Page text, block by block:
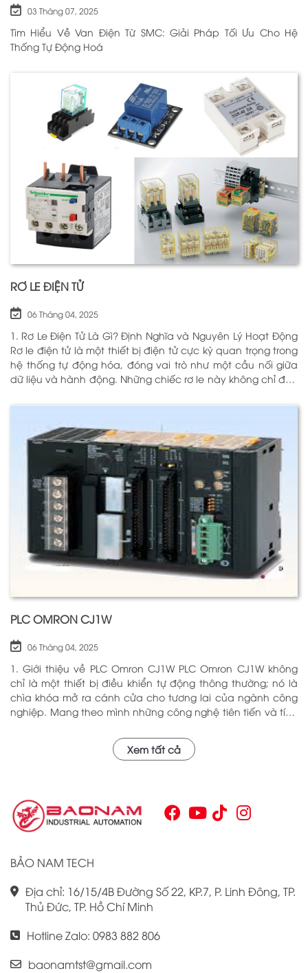
03 Tháng 07, 2025
Tìm Hiểu Về Van Điện Từ SMC: Giải Pháp Tối Ưu Cho Hệ
Thống Tự Động Hoá
RƠ LE ĐIỆN TỬ
06 Tháng 04, 2025
1. Rơ Le Điện Tử Là Gì? Định Nghĩa và Nguyên Lý Hoạt Động
Rơ le điện tử là một thiết bị điện tử cực kỳ quan trọng trong
hệ thống tự động hóa, đóng vai trò như một cầu nối giữa
dữ liệu và hành động. Những chiếc rơ le này không chỉ đơn
thông minh giúp điều khiển và giám sát hoạt động của các
thiết bị khác nhau trong môi trường công nghiệp cũng như
trong hộ gia đình. Bằng cách sử dụng công nghệ hiện đại,
rơ le điện tử có khả năng xử lý và phản hồi nhanh chóng,
nhằm nâng cao hiệu suất hoạt động và độ an toàn cho
các hệ thống mà nó kiểm soát. N
PLC OMRON CJ1W
06 Tháng 04, 2025
1. Giới thiệu về PLC Omron CJ1W PLC Omron CJ1W không
chỉ là một thiết bị điều khiển tự động thông thường; nó là
chìa khóa mở ra cánh cửa cho tương lai của ngành công
nghiệp. Mang theo mình những công nghệ tiên tiến và tính
mình qua nhiều năm phục vụ trong nhiều lĩnh vực khác
nhau. Với khả năng hoạt động ổn định và hiệu quả, sản
Chính vì vậy, việc nắm vững những thông tin cơ bản về PLC
Omron CJ1W là điều cần thiết cho bất kỳ ai muốn cải thiện
hiệu suất công việc của mình.
Xem tất cả
BẢO NAM TECH
Địa chỉ: 16/15/4B Đường Số 22, KP.7, P. Linh Đông, TP.
Thủ Đức, TP. Hồ Chí Minh
Hotline Zalo: 0983 882 806
baonamtst@gmail.com